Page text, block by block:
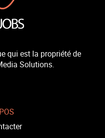
qui est la propriété de
Solutions.